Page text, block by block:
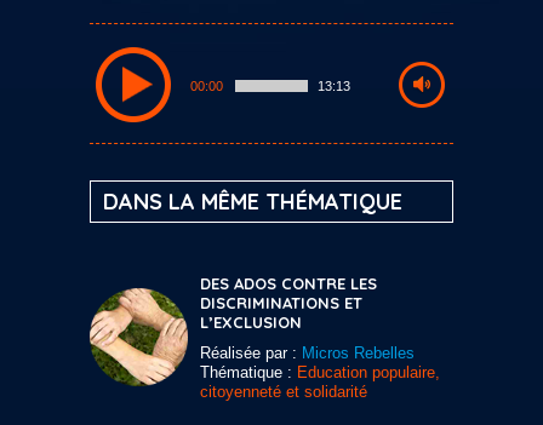
00:00 13:13
DANS LA MÊME THÉMATIQUE
DES ADOS CONTRE LES
DISCRIMINATIONS ET
L’EXCLUSION
Réalisée par : Micros Rebelles
Thématique : Education populaire,
citoyenneté et solidarité